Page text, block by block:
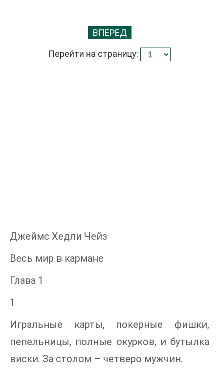
ВПЕРЕД
Перейти на страницу:
Джеймс Хедли Чейз
Весь мир в кармане
Глава 1
1
Игральные карты, покерные фишки,
пепельницы, полные окурков, и бутылка
виски. За столом – четверо мужчин.